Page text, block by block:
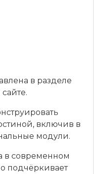
в разделе
включив в
модули.
в современном
подчёркивает